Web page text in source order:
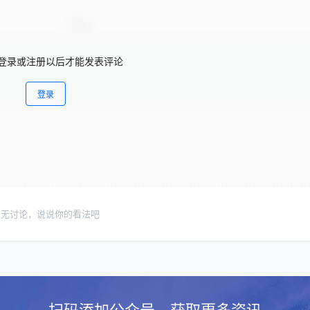
录或注册以后才能发表评论
登录
讨论，说说你的看法吧